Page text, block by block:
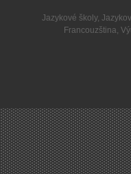
Jazykové školy,
Francouzština,